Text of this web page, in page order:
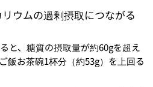
ウムの過剰摂取につながる
と、糖質の摂取量が約60gを超え
飯お茶碗1杯分（約53g）を上回る